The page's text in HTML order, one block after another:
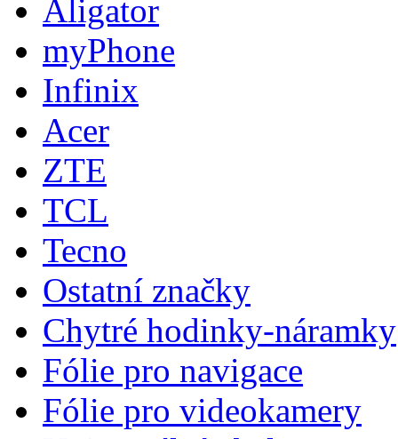
Aligator
myPhone
Infinix
Acer
ZTE
TCL
Tecno
Ostatní značky
Chytré hodinky-náramky
Fólie pro navigace
Fólie pro videokamery